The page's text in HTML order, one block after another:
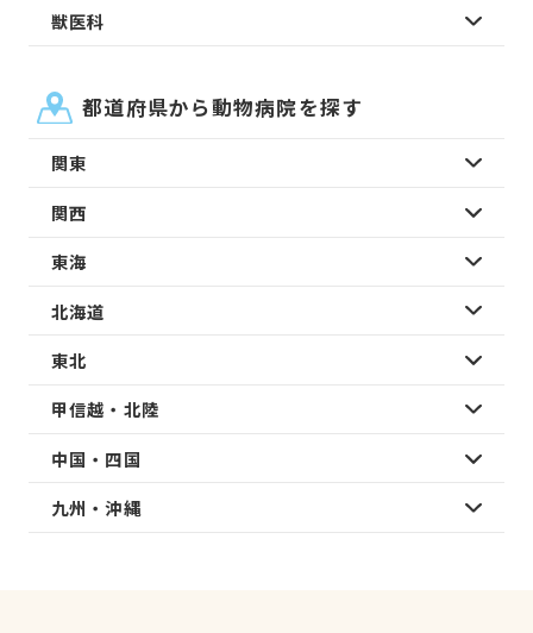
獣医科
都道府県から動物病院を探す
関東
関西
東海
北海道
東北
甲信越・北陸
中国・四国
九州・沖縄